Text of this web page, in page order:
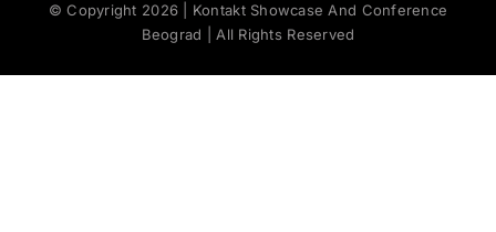
© Copyright 2026 | Kontakt Showcase And Conference
Beograd | All Rights Reserved